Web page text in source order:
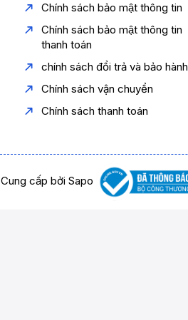
Chính sách bảo mật thông tin
Chính sách bảo mật thông tin
thanh toán
chính sách đổi trả và bảo hành
Chính sách vận chuyển
Chính sách thanh toán
Cung cấp bởi Sapo